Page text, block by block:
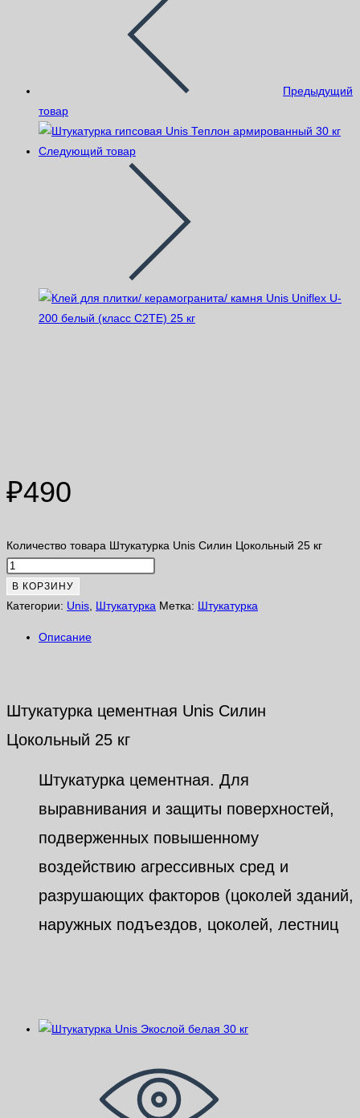
Предыдущий
товар
Следующий товар
₽490
Количество товара Штукатурка Unis Силин Цокольный 25 кг
В КОРЗИНУ
Категории: Unis Штукатурка Метка: Штукатурка
Описание
Штукатурка цементная Unis Силин
Цокольный 25 кг
Штукатурка цементная. Для
выравнивания и защиты поверхностей,
подверженных повышенному
воздействию агрессивных сред и
разрушающих факторов (цоколей зданий,
наружных подъездов, цоколей, лестниц